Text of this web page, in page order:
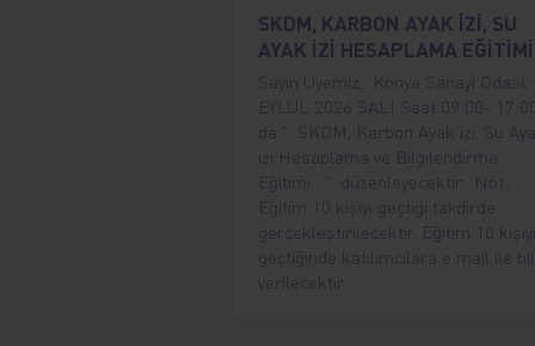
SKDM, KARBON AYAK İZİ, SU
AYAK İZİ HESAPLAMA EĞİTİMİ
Sayın Üyemiz, Konya Sanayi Odası,
EYLÜL 2026 SALI Saat 09:00- 17:00
da " SKDM, Karbon Ayak izi, Su
izi Hesaplama ve Bilgilendirme
Eğitimi " düzenleyecektir. Not:
Eğitim 10 kişiyi geçtiği takdirde
gerçekleştirilecektir. Eğitim 10 kişiyi
geçtiğinde katılımcılara e mail ile
verilecektir.